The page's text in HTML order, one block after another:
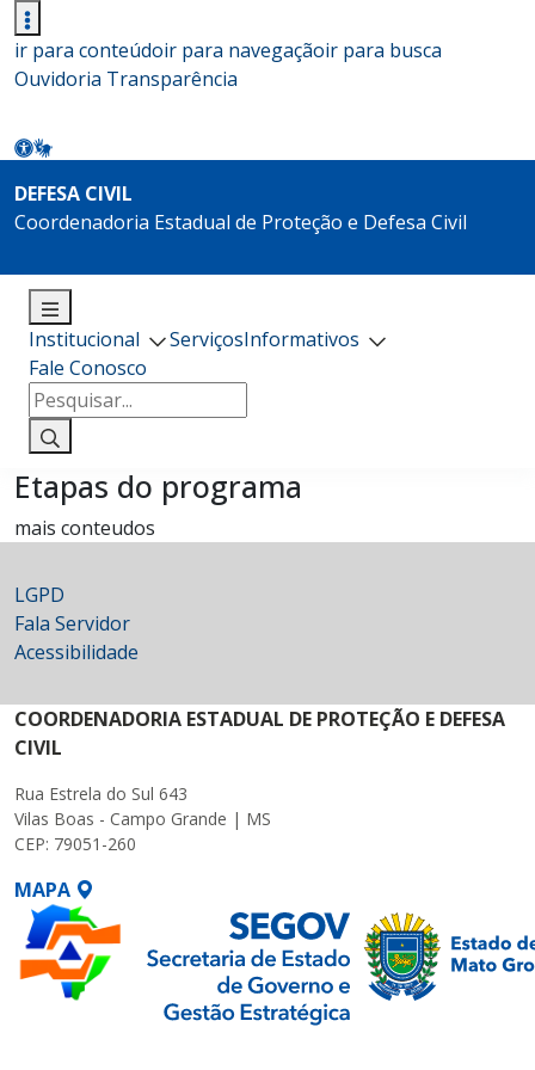
ir para conteúdoir para navegaçãoir para busca
Ouvidoria Transparência
DEFESA CIVIL
Coordenadoria Estadual de Proteção e Defesa Civil
Institucional ServiçosInformativos
Fale Conosco
Pesquisar
por:
Etapas do programa
mais conteudos
LGPD
Fala Servidor
Acessibilidade
COORDENADORIA ESTADUAL DE PROTEÇÃO E DEFESA
CIVIL
Rua Estrela do Sul 643
Vilas Boas - Campo Grande | MS
CEP: 79051-260
MAPA